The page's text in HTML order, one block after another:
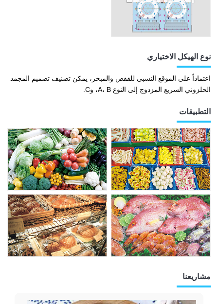
نوع الهيكل الاختياري
اعتماداً على الموقع النسبي للقفص والمبخر، يمكن تصنيف تصميم المجمد
الحلزوني السريع المزدوج إلى النوع A، B، وC.
التطبيقات
مشاريعنا